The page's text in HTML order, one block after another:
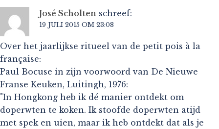
José Scholten schreef:
19 JULI 2015 OM 23:08
Over het jaarlijkse ritueel van de petit pois à la
française:
Paul Bocuse in zijn voorwoord van De Nieuwe
Franse Keuken, Luitingh, 1976:
"In Hongkong heb ik dé manier ontdekt om
doperwten te koken. Ik stoofde doperwten atijd
met spek en uien, maar ik heb ontdekt dat als je